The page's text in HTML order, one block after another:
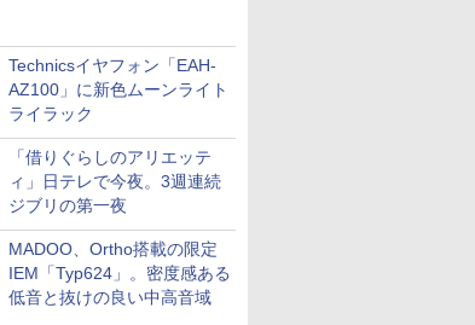
Technicsイヤフォン「EAH-
AZ100」に新色ムーンライト
ライラック
「借りぐらしのアリエッテ
ィ」日テレで今夜。3週連続
ジブリの第一夜
MADOO、Ortho搭載の限定
IEM「Typ624」。密度感ある
低音と抜けの良い中高音域